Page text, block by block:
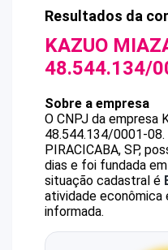
Resultados da
KAZUO
48.544.134/
Sobre a empresa
O CNPJ da empresa
48.544.134/0001-08.
PIRACICABA, SP,
dias e foi fundada
situação cadastral é
atividade econômica
informada.